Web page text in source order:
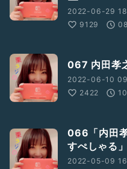
2022-06-29
9129
067 内田孝
2022-06-10
2422
066「内田
すぺしゃる
2022-05-09